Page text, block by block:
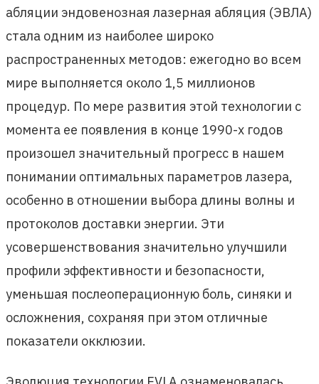
абляции эндовенозная лазерная абляция (ЭВЛА)
стала одним из наиболее широко
распространенных методов: ежегодно во всем
мире выполняется около 1,5 миллионов
процедур. По мере развития этой технологии с
момента ее появления в конце 1990-х годов
произошел значительный прогресс в нашем
понимании оптимальных параметров лазера,
особенно в отношении выбора длины волны и
протоколов доставки энергии. Эти
усовершенствования значительно улучшили
профили эффективности и безопасности,
уменьшая послеоперационную боль, синяки и
осложнения, сохраняя при этом отличные
показатели окклюзии.